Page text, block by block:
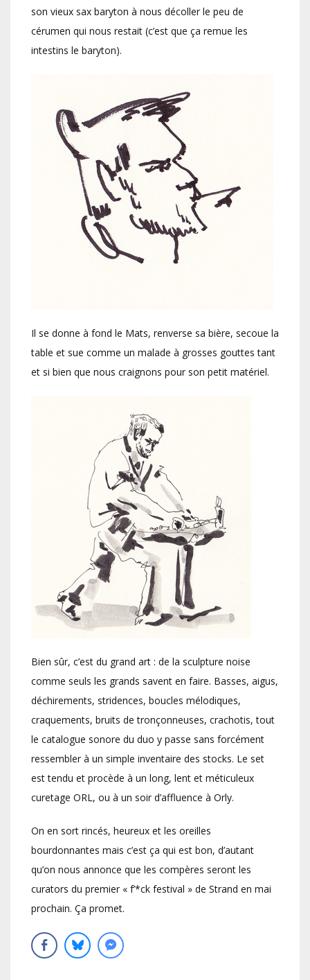
son vieux sax baryton à nous décoller le peu de
cérumen qui nous restait (c’est que ça remue les
intestins le baryton).
Il se donne à fond le Mats, renverse sa bière, secoue la
table et sue comme un malade à grosses gouttes tant
et si bien que nous craignons pour son petit matériel.
Bien sûr, c’est du grand art : de la sculpture noise
comme seuls les grands savent en faire. Basses, aigus,
déchirements, stridences, boucles mélodiques,
craquements, bruits de tronçonneuses, crachotis, tout
le catalogue sonore du duo y passe sans forcément
ressembler à un simple inventaire des stocks. Le set
est tendu et procède à un long, lent et méticuleux
curetage ORL, ou à un soir d’affluence à Orly.
On en sort rincés, heureux et les oreilles
bourdonnantes mais c’est ça qui est bon, d’autant
qu’on nous annonce que les compères seront les
curators du premier « f’*ck festival » de Strand en mai
prochain. Ça promet.